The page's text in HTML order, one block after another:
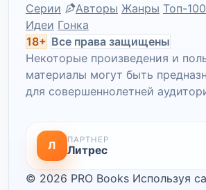
Серии
Авторы Жанры Топ-100
Идеи Гонка
18+ Все права защищены
Некоторые произведения и
материалы могут быть
для совершеннолетней
Л ПАРТНЕР
Литрес
© 2026 PRO Books Используя